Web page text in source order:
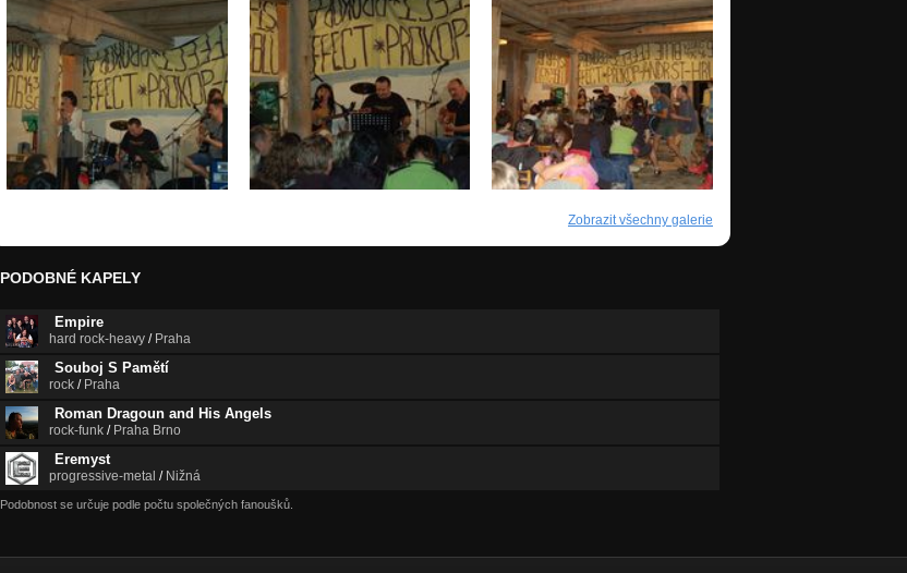
Zobrazit všechny galerie
PODOBNÉ KAPELY
Empire
hard rock-heavy / Praha
Souboj S Pamětí
rock / Praha
Roman Dragoun and His Angels
rock-funk / Praha Brno
Eremyst
progressive-metal / Nižná
Podobnost se určuje podle počtu společných fanoušků.